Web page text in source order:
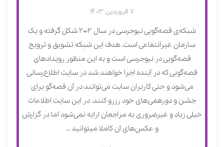
7 فروردین 1403
شبکه‌ی قصه‌گویی نیوجرسی در سال 2002 شکل گرفته و یک
سازمان غیرانتفاعی است. هدف این شبکه تشویق و ترویج
قصه‌گویی در نیوجرسی است و به این منظور رویدادهای
قصه‌گویی که در آینده اجرا خواهند شد در سایت اطلاع‌رسانی
می‌شود و حتی کاربران سایت می‌توانند در آن قصه‌گو برای
جشن و دورهمی‌های خود رزرو کنند. در این سایت اطلاعات
خیلی زیاد و غیرضروری به مراجعان ارایه نمی‌شود اما در گزارش
و عکس‌های آن کاملا می‎توانید ...